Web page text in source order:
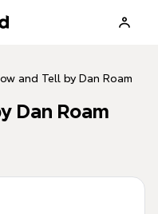
and Tell by Dan Roam
Dan Roam